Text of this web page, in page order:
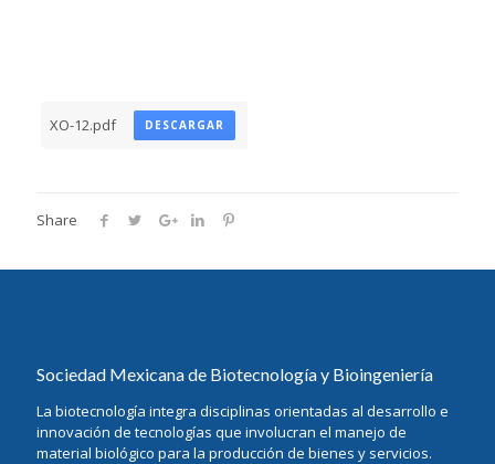
XO-12.pdf DESCARGAR
Share
Sociedad Mexicana de Biotecnología y Bioingeniería
La biotecnología integra disciplinas orientadas al desarrollo e
innovación de tecnologías que involucran el manejo de
material biológico para la producción de bienes y servicios.